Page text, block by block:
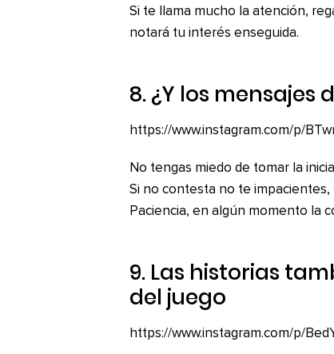
Si te llama mucho la atención,
notará tu interés enseguida.
8. ¿Y los mensajes
https://www.instagram.com/p/
No tengas miedo de tomar la
Si no contesta no te
Paciencia, en algún momento la
9. Las historias
del juego
https://www.instagram.com/p/